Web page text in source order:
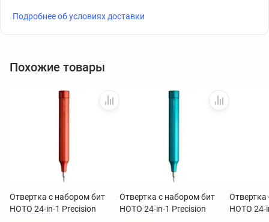
Подробнее об условиях доставки
Похожие товары
Отвертка с набором бит
HOTO 24-in-1 Precision
Отвертка с набором бит
HOTO 24-in-1 Precision
Отвертка
HOTO